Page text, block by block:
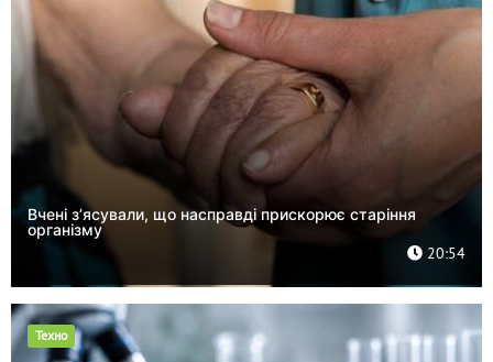
Вчені з’ясували, що насправді прискорює старіння
організму
20:54
Техно